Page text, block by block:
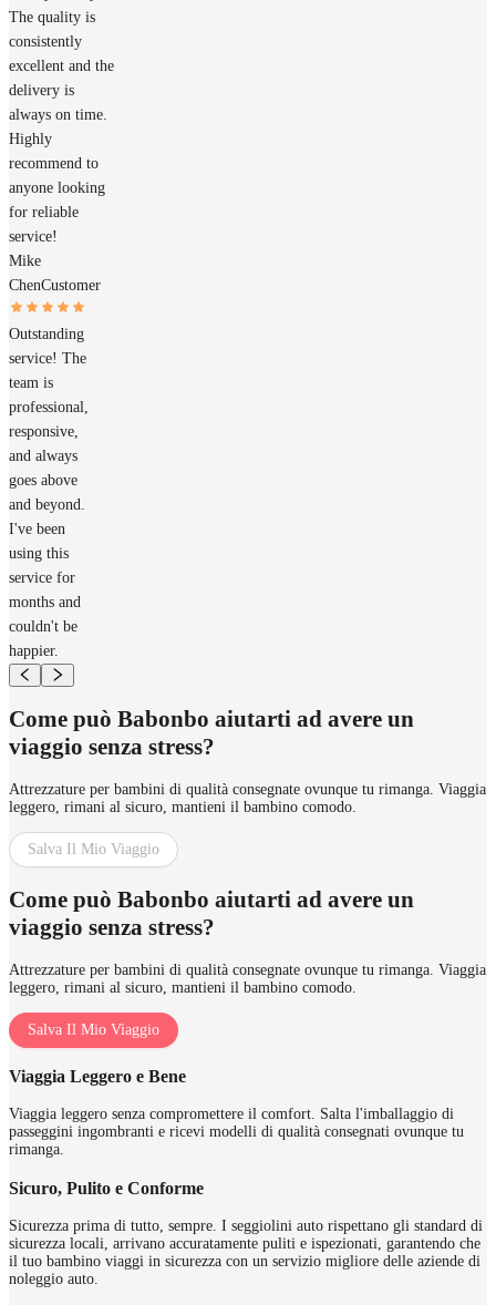
The quality is
consistently
excellent and the
delivery is
always on time.
Highly
recommend to
anyone looking
for reliable
service!
Mike
ChenCustomer
Outstanding
service! The
team is
professional,
responsive,
and always
goes above
and beyond.
I've been
using this
service for
months and
couldn't be
happier.
Come può Babonbo aiutarti ad avere un
viaggio senza stress?
Attrezzature per bambini di qualità consegnate ovunque tu rimanga. Viaggia
leggero, rimani al sicuro, mantieni il bambino comodo.
Salva Il Mio Viaggio
Come può Babonbo aiutarti ad avere un
viaggio senza stress?
Attrezzature per bambini di qualità consegnate ovunque tu rimanga. Viaggia
leggero, rimani al sicuro, mantieni il bambino comodo.
Salva Il Mio Viaggio
Viaggia Leggero e Bene
Viaggia leggero senza compromettere il comfort. Salta l'imballaggio di
passeggini ingombranti e ricevi modelli di qualità consegnati ovunque tu
rimanga.
Sicuro, Pulito e Conforme
Sicurezza prima di tutto, sempre. I seggiolini auto rispettano gli standard di
sicurezza locali, arrivano accuratamente puliti e ispezionati, garantendo che
il tuo bambino viaggi in sicurezza con un servizio migliore delle aziende di
noleggio auto.